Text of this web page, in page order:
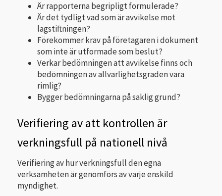
Är rapporterna begripligt formulerade?
Är det tydligt vad som är avvikelse mot
lagstiftningen?
Förekommer krav på företagaren i dokument
som inte är utformade som beslut?
Verkar bedömningen att avvikelse finns och
bedömningen av allvarlighetsgraden vara
rimlig?
Bygger bedömningarna på saklig grund?
Verifiering av att kontrollen är
verkningsfull på nationell nivå
Verifiering av hur verkningsfull den egna
verksamheten är genomförs av varje enskild
myndighet.